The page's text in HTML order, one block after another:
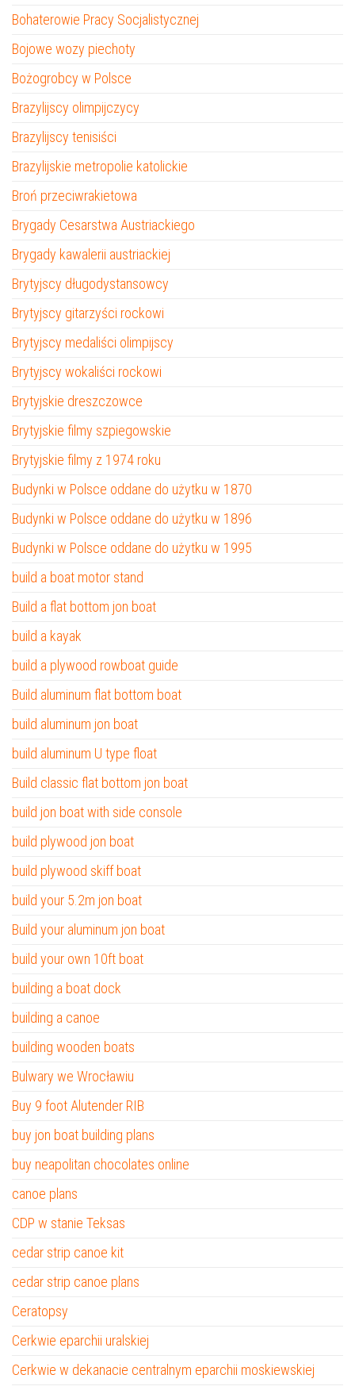
Bohaterowie Pracy Socjalistycznej
Bojowe wozy piechoty
Bożogrobcy w Polsce
Brazylijscy olimpijczycy
Brazylijscy tenisiści
Brazylijskie metropolie katolickie
Broń przeciwrakietowa
Brygady Cesarstwa Austriackiego
Brygady kawalerii austriackiej
Brytyjscy długodystansowcy
Brytyjscy gitarzyści rockowi
Brytyjscy medaliści olimpijscy
Brytyjscy wokaliści rockowi
Brytyjskie dreszczowce
Brytyjskie filmy szpiegowskie
Brytyjskie filmy z 1974 roku
Budynki w Polsce oddane do użytku w 1870
Budynki w Polsce oddane do użytku w 1896
Budynki w Polsce oddane do użytku w 1995
build a boat motor stand
Build a flat bottom jon boat
build a kayak
build a plywood rowboat guide
Build aluminum flat bottom boat
build aluminum jon boat
build aluminum U type float
Build classic flat bottom jon boat
build jon boat with side console
build plywood jon boat
build plywood skiff boat
build your 5.2m jon boat
Build your aluminum jon boat
build your own 10ft boat
building a boat dock
building a canoe
building wooden boats
Bulwary we Wrocławiu
Buy 9 foot Alutender RIB
buy jon boat building plans
buy neapolitan chocolates online
canoe plans
CDP w stanie Teksas
cedar strip canoe kit
cedar strip canoe plans
Ceratopsy
Cerkwie eparchii uralskiej
Cerkwie w dekanacie centralnym eparchii moskiewskiej